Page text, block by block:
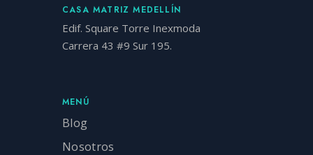
CASA MATRIZ MEDELLÍN
Edif. Square Torre Inexmoda
Carrera 43 #9 Sur 195.
MENÚ
Blog
Nosotros